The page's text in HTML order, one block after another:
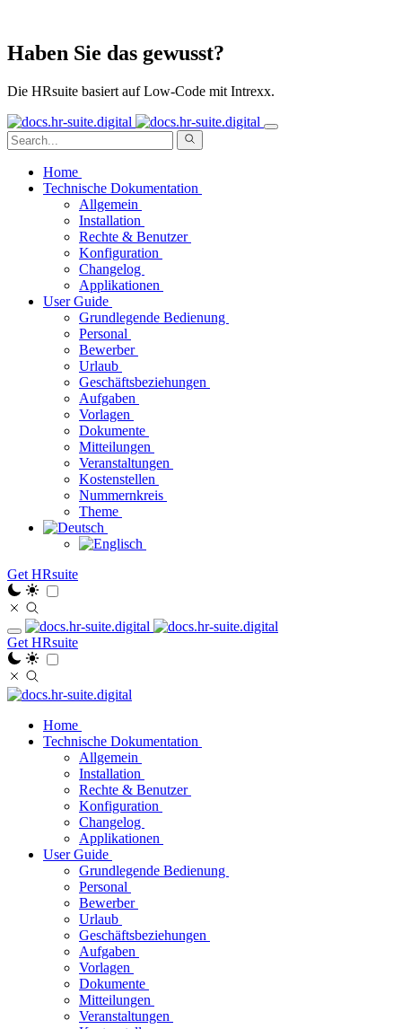
Haben Sie das gewusst?
Die HRsuite basiert auf Low-Code mit Intrexx.
Home
Technische Dokumentation
Allgemein
Installation
Rechte & Benutzer
Konfiguration
Changelog
Applikationen
User Guide
Grundlegende Bedienung
Personal
Bewerber
Urlaub
Geschäftsbeziehungen
Aufgaben
Vorlagen
Dokumente
Mitteilungen
Veranstaltungen
Kostenstellen
Nummernkreis
Theme
Get HRsuite
Get HRsuite
Home
Technische Dokumentation
Allgemein
Installation
Rechte & Benutzer
Konfiguration
Changelog
Applikationen
User Guide
Grundlegende Bedienung
Personal
Bewerber
Urlaub
Geschäftsbeziehungen
Aufgaben
Vorlagen
Dokumente
Mitteilungen
Veranstaltungen